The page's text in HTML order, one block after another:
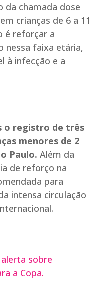
da chamada dose
crianças de 6 a 11
é reforçar a
nessa faixa etária,
à infecção e a
o registro de três
menores de 2
Paulo. Além da
de reforço na
para
intensa circulação
sobre
a Copa.